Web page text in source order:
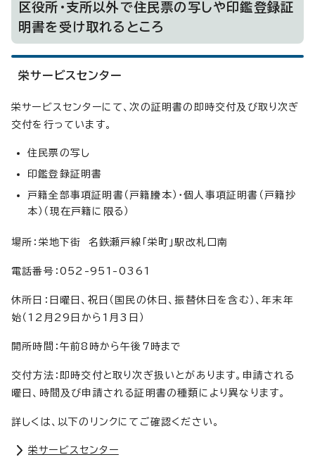
区役所・支所以外で住民票の写しや印鑑登録証
明書を受け取れるところ
栄サービスセンター
栄サービスセンターにて、次の証明書の即時交付及び取り次ぎ
交付を行っています。
住民票の写し
印鑑登録証明書
戸籍全部事項証明書（戸籍謄本）・個人事項証明書（戸籍抄
本）（現在戸籍に限る）
場所：栄地下街 名鉄瀬戸線「栄町」駅改札口南
電話番号：052-951-0361
休所日：日曜日、祝日（国民の休日、振替休日を含む）、年末年
始（12月29日から1月3日）
開所時間：午前8時から午後7時まで
交付方法：即時交付と取り次ぎ扱いとがあります。申請される
曜日、時間及び申請される証明書の種類により異なります。
詳しくは、以下のリンクにてご確認ください。
栄サービスセンター